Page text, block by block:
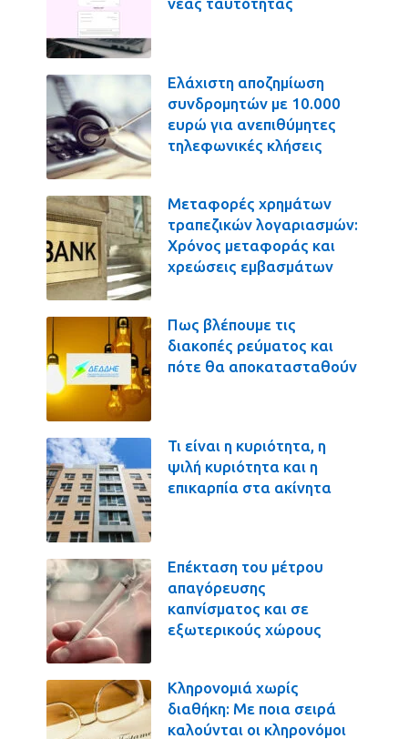
Ελάχιστη αποζημίωση
συνδρομητών με 10.000
ευρώ για ανεπιθύμητες
τηλεφωνικές κλήσεις
Μεταφορές χρημάτων
τραπεζικών λογαριασμών:
Χρόνος μεταφοράς και
χρεώσεις εμβασμάτων
Πως βλέπουμε τις
διακοπές ρεύματος και
πότε θα αποκατασταθούν
Τι είναι η κυριότητα, η
ψιλή κυριότητα και η
επικαρπία στα ακίνητα
Επέκταση του μέτρου
απαγόρευσης
καπνίσματος και σε
εξωτερικούς χώρους
Κληρονομιά χωρίς
διαθήκη: Με ποια σειρά
καλούνται οι κληρονόμοι